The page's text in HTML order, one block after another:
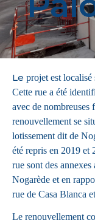
Le projet est
Cette rue a été
avec de nombreuses
renouvellement se
lotissement dit de
été repris en 2019 et
rue sont des
Nogarède et en
rue de Casa Blanca
Le renouvellement